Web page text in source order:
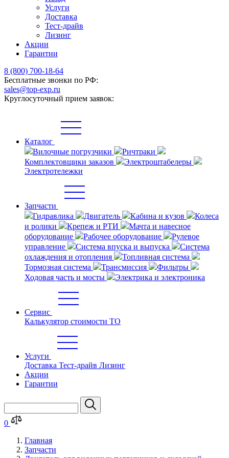
Услуги
Доставка
Тест-драйв
Лизинг
Акции
Гарантии
8 (800) 700-18-64
Бесплатные звонки по РФ:
sales@top-exp.ru
Круглосуточный прием заявок:
Каталог
Вилочные погрузчики
Ричтраки
Комплектовщики заказов
Электроштабелеры
Электротележки
Запчасти
Гидравлика
Двигатель Кабина и кузов
Колеса
и ролики
Крепеж и РТИ
Мачта и навесное
оборудование
Рабочее оборудование
Рулевое
управление
Система впуска и выпуска
Система
охлаждения и отопления
Топливная система
Тормозная система
Трансмиссия
Фильтры
Ходовая часть и мосты
Электрика и электроника
Сервис
Калькулятор стоимости ТО
Услуги
Доставка Тест-драйв Лизинг
Акции
Гарантии
0
Главная
Запчасти